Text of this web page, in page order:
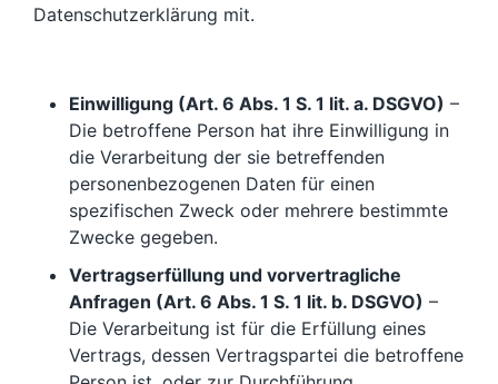
Datenschutzerklärung mit.
Einwilligung (Art. 6 Abs. 1 S. 1 lit. a. DSGVO) –
Die betroffene Person hat ihre Einwilligung in
die Verarbeitung der sie betreffenden
personenbezogenen Daten für einen
spezifischen Zweck oder mehrere bestimmte
Zwecke gegeben.
Vertragserfüllung und vorvertragliche
Anfragen (Art. 6 Abs. 1 S. 1 lit. b. DSGVO) –
Die Verarbeitung ist für die Erfüllung eines
Vertrags, dessen Vertragspartei die betroffene